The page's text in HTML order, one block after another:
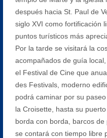
después hacia St. Paul de
siglo XVI como fortificación
puntos turísticos más
Por la tarde se visitará la
acompañados de guía
el Festival de Cine que
des Festivals, moderno
podrá caminar por su
la Croisette, hasta su
borda con borda, barcos de
se contará con tiempo libre